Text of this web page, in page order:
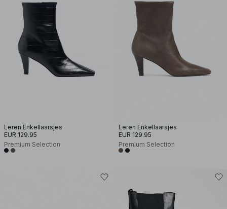
Leren Enkellaarsjes
EUR 129.95
Premium Selection
Leren Enkellaarsjes
EUR 129.95
Premium Selection